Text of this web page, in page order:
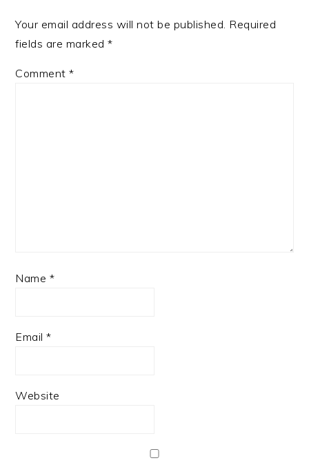
Your email address will not be published. Required
fields are marked*
Comment*
Name *
Email*
Website